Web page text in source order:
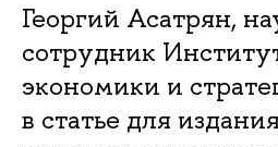
Георгий Асатрян,
сотрудник
экономики и
в статье для